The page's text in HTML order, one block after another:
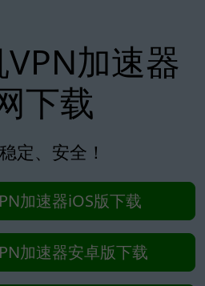
加速器
下载
定、安全！
加速器iOS版下载
加速器安卓版下载